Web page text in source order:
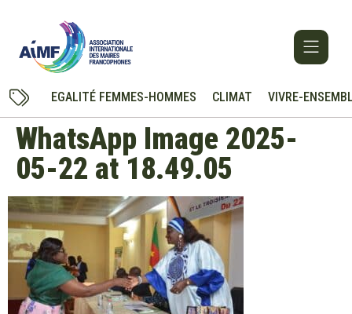
EGALITÉ FEMMES-HOMMES CLIMAT VIVRE-
WhatsApp Image 2025-
05-22 at 18.49.05